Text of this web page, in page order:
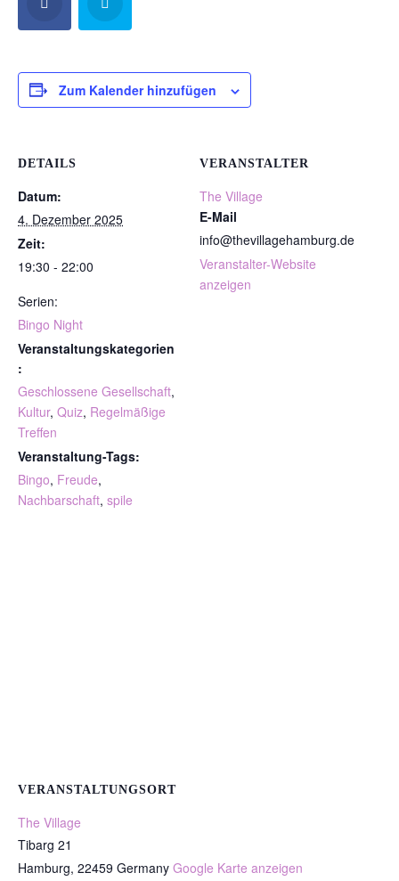
Zum Kalender hinzufügen
DETAILS
Datum:
4. Dezember 2025
Zeit:
19:30 - 22:00
Serien:
Bingo Night
Veranstaltungskategorien
:
Geschlossene Gesellschaft,
Kultur, Quiz, Regelmäßige
Treffen
Veranstaltung-Tags:
Bingo, Freude,
Nachbarschaft, spile
VERANSTALTER
The Village
E-Mail
info@thevillagehamburg.de
Veranstalter-Website
anzeigen
VERANSTALTUNGSORT
The Village
Tibarg 21
Hamburg, 22459 Germany Google Karte anzeigen